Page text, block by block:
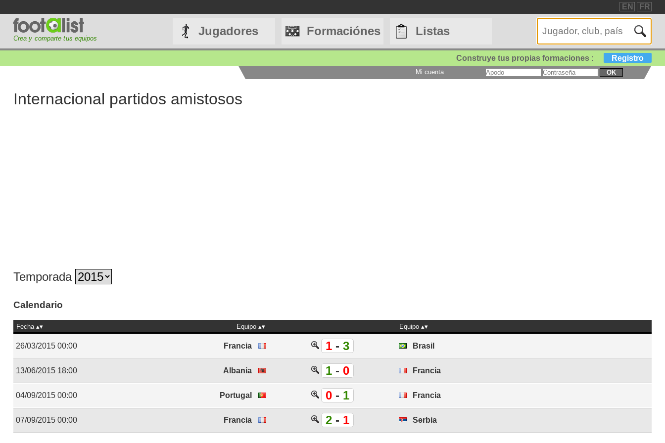
EN FR
Crea y comparte tus equipos
Jugadores Formaciónes Listas
Construye tus propias formaciones : Registro
Mi cuenta OK
Internacional partidos amistosos
Temporada
Calendario
Fecha Equipo Equipo
26/03/2015 00:00 Francia 1- 3 Brasil
13/06/2015 18:00 Albania 1- 0 Francia
04/09/2015 00:00 Portugal 0- 1 Francia
07/09/2015 00:00 Francia 2- 1 Serbia